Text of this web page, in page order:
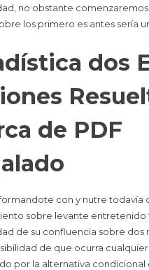
no obstante
los primero es antes serí­a
dos
de PDF
con y nutre todavía
sobre levante entretenido
de su confluencia sobre dos
de que ocurra
por la alternativa condicional